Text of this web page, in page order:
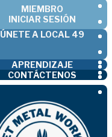
MIEMBRO
INICIAR SESIÓN
ÚNETE A LOCAL 49
APRENDIZAJE
CONTÁCTENOS